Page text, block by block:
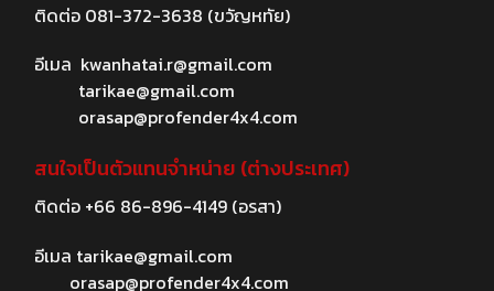
ติดต่อ 081-372-3638 (ขวัญหทัย)
อีเมล kwanhatai.r@gmail.com
tarikae@gmail.com
orasap@profender4x4.com
สนใจเป็นตัวแทนจำหน่าย (ต่างประเทศ)
ติดต่อ +66 86-896-4149(อรสา)
อีเมล tarikae@gmail.com
orasap@profender4x4.com